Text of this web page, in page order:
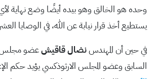
وحده هو الخالق وهو بيده أيضًا وضع نهاية لأي
يستطيع أخذ قرار نيابة عن الله، في الوصايا
في حين أن المهندسنضال قاقيشعضو مجلس
السابق وعضو المجلس الارثوذكسي يؤيد حكم